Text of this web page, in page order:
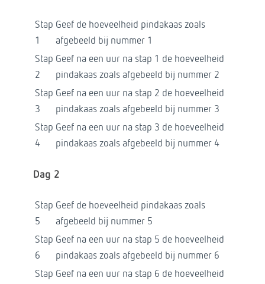
Stap
1
Geef de hoeveelheid pindakaas zoals
afgebeeld bij nummer 1
Stap
2
Geef na een uur na stap 1 de hoeveelheid
pindakaas zoals afgebeeld bij nummer 2
Stap
3
Geef na een uur na stap 2 de hoeveelheid
pindakaas zoals afgebeeld bij nummer 3
Stap
4
Geef na een uur na stap 3 de hoeveelheid
pindakaas zoals afgebeeld bij nummer 4
Dag 2
Stap
5
Geef de hoeveelheid pindakaas zoals
afgebeeld bij nummer 5
Stap
6
Geef na een uur na stap 5 de hoeveelheid
pindakaas zoals afgebeeld bij nummer 6
Stap Geef na een uur na stap 6 de hoeveelheid